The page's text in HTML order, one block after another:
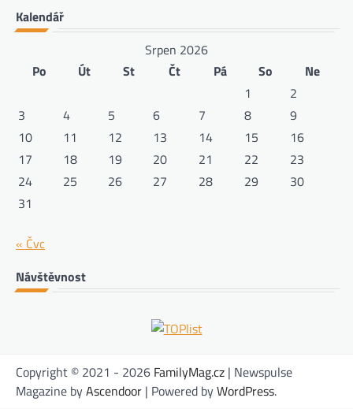
Kalendář
Srpen 2026
Po
Út St Čt Pá So
Ne
1
2
3
4 5 6 7 8
9
10
11 12 13 14 15
16
17
18 19 20 21 22
23
24
25 26 27 28 29
30
31
« Čvc
Návštěvnost
Copyright © 2021 - 2026 FamilyMag.cz | Newspulse
Magazine byAscendoor | Powered byWordPress.